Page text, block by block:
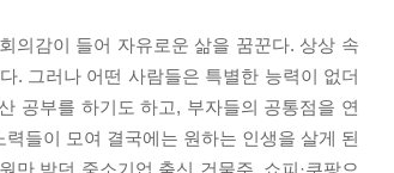
의감이 들어 자유로운 삶을 꿈꾼다. 상상 속
. 그러나 어떤 사람들은 특별한 능력이 없더
공부를 하기도 하고, 부자들의 공통점을 연
들이 모여 결국에는 원하는 인생을 살게 된
만 받던 중소기업 출신 건물주, 쇼피·쿠팡으